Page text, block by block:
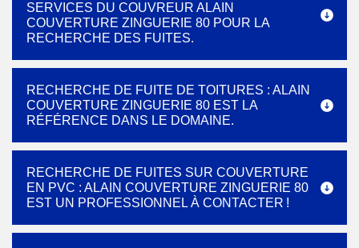
SERVICES DU COUVREUR ALAIN
COUVERTURE ZINGUERIE 80 POUR LA
RECHERCHE DES FUITES.
RECHERCHE DE FUITE DE TOITURES : ALAIN
COUVERTURE ZINGUERIE 80 EST LA
RÉFÉRENCE DANS LE DOMAINE.
RECHERCHE DE FUITES SUR COUVERTURE
EN PVC : ALAIN COUVERTURE ZINGUERIE 80
EST UN PROFESSIONNEL À CONTACTER !